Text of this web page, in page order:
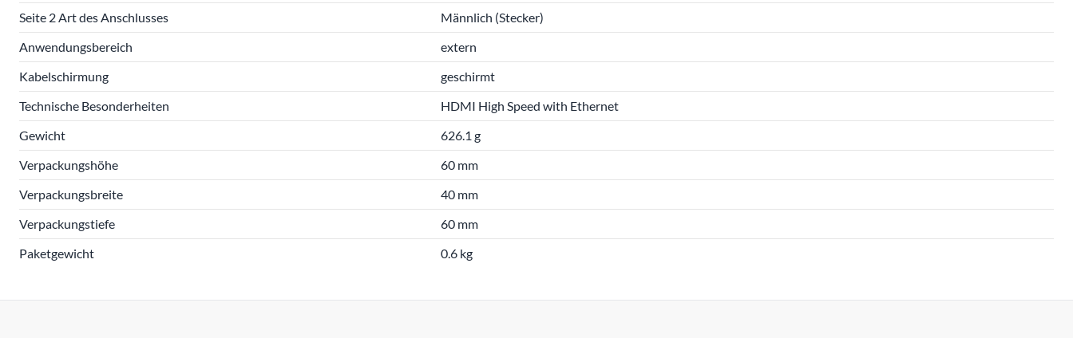
Seite 2 Art des Anschlusses
Männlich (Stecker)
Anwendungsbereich
extern
Kabelschirmung
geschirmt
Technische Besonderheiten
HDMI High Speed with Ethernet
Gewicht
626.1 g
Verpackungshöhe
60 mm
Verpackungsbreite
40 mm
Verpackungstiefe
60 mm
Paketgewicht
0.6 kg